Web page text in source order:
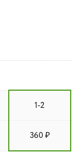
1-2
360 ₽